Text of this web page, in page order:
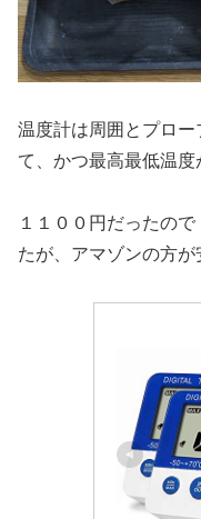
温度計は周囲とプロ
て、かつ最高最低温度
１１００円だったの
たが、アマゾンの方